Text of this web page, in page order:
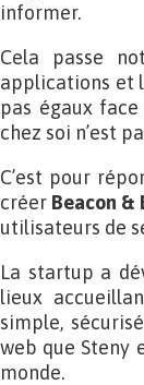
informer.
Cela passe
applications et
pas égaux
chez soi n’est
C’est pour
créer Beacon &
utilisateurs de
La startup a
lieux
simple,
web que Steny
monde.